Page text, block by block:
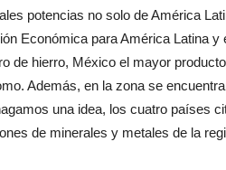
potencias no solo de América
Económica para América Latina y
de hierro, México el mayor
Además, en la zona se
una idea, los cuatro países
de minerales y metales de la